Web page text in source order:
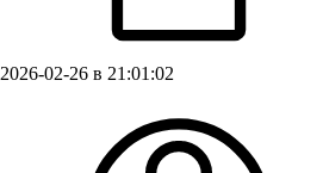
2026-02-26 в 21:01:02